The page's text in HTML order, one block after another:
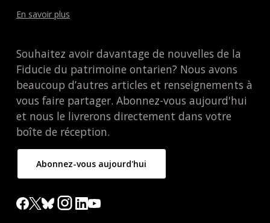
En savoir plus
Souhaitez avoir davantage de nouvelles de la
Fiducie du patrimoine ontarien? Nous avons
beaucoup d’autres articles et renseignements à
vous faire partager. Abonnez-vous aujourd'hui
et nous le livrerons directement dans votre
boîte de réception.
Abonnez-vous aujourd'hui